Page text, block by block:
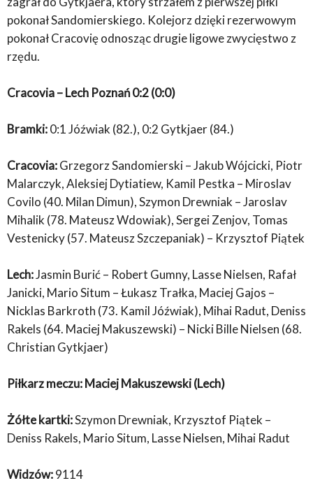
pokonał Sandomierskiego. Kolejorz dzięki rezerwowym
pokonał Cracovię odnosząc drugie ligowe zwycięstwo z
rzędu.
Cracovia – Lech Poznań 0:2 (0:0)
Bramki:0:1 Jóźwiak (82.), 0:2 Gytkjaer (84.)
Cracovia:Grzegorz Sandomierski – Jakub Wójcicki, Piotr
Malarczyk, Aleksiej Dytiatiew, Kamil Pestka – Miroslav
Covilo (40. Milan Dimun), Szymon Drewniak – Jaroslav
Mihalik (78. Mateusz Wdowiak), Sergei Zenjov, Tomas
Vestenicky (57. Mateusz Szczepaniak) – Krzysztof Piątek
Lech:Jasmin Burić – Robert Gumny, Lasse Nielsen, Rafał
Janicki, Mario Situm – Łukasz Trałka, Maciej Gajos –
Nicklas Barkroth (73. Kamil Jóźwiak), Mihai Radut, Deniss
Rakels (64. Maciej Makuszewski) – Nicki Bille Nielsen (68.
Christian Gytkjaer)
Piłkarz meczu: Maciej Makuszewski (Lech)
Żółte kartki:Szymon Drewniak, Krzysztof Piątek –
Deniss Rakels, Mario Situm, Lasse Nielsen, Mihai Radut
Widzów:9114